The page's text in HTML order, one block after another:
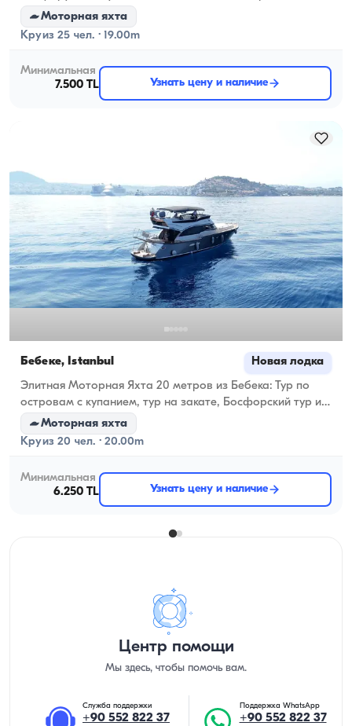
роскошной яхте, отправляющейся из Бебека!
Моторная яхта
Круиз 25 чел. · 19.00m
Минимальная
7.500 TL
Узнать цену и наличие
Бебеке, İstanbul Новая лодка
Элитная Моторная Яхта 20 метров из Бебека: Тур по
островам с купанием, тур на закате, Босфорский тур и
частные мероприятия!
Моторная яхта
Круиз 20 чел. · 20.00m
Минимальная
6.250 TL
Узнать цену и наличие
Центр помощи
Мы здесь, чтобы помочь вам.
Служба поддержки
+90 552 822 37
Поддержка WhatsApp
+90 552 822 37